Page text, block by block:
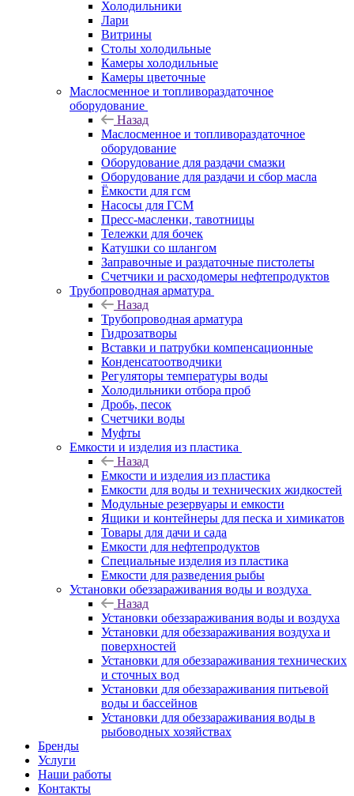
Холодильники
Лари
Витрины
Столы холодильные
Камеры холодильные
Камеры цветочные
Маслосменное и топливораздаточное
оборудование
Назад
Маслосменное и топливораздаточное
оборудование
Оборудование для раздачи смазки
Оборудование для раздачи и сбор масла
Ёмкости для гсм
Насосы для ГСМ
Пресс-масленки, тавотницы
Тележки для бочек
Катушки со шлангом
Заправочные и раздаточные пистолеты
Счетчики и расходомеры нефтепродуктов
Трубопроводная арматура
Назад
Трубопроводная арматура
Гидрозатворы
Вставки и патрубки компенсационные
Конденсатоотводчики
Регуляторы температуры воды
Холодильники отбора проб
Дробь, песок
Счетчики воды
Муфты
Емкости и изделия из пластика
Назад
Емкости и изделия из пластика
Емкости для воды и технических жидкостей
Модульные резервуары и емкости
Ящики и контейнеры для песка и химикатов
Товары для дачи и сада
Емкости для нефтепродуктов
Специальные изделия из пластика
Емкости для разведения рыбы
Установки обеззараживания воды и воздуха
Назад
Установки обеззараживания воды и воздуха
Установки для обеззараживания воздуха и
поверхностей
Установки для обеззараживания технических
и сточных вод
Установки для обеззараживания питьевой
воды и бассейнов
Установки для обеззараживания воды в
рыбоводных хозяйствах
Бренды
Услуги
Наши работы
Контакты